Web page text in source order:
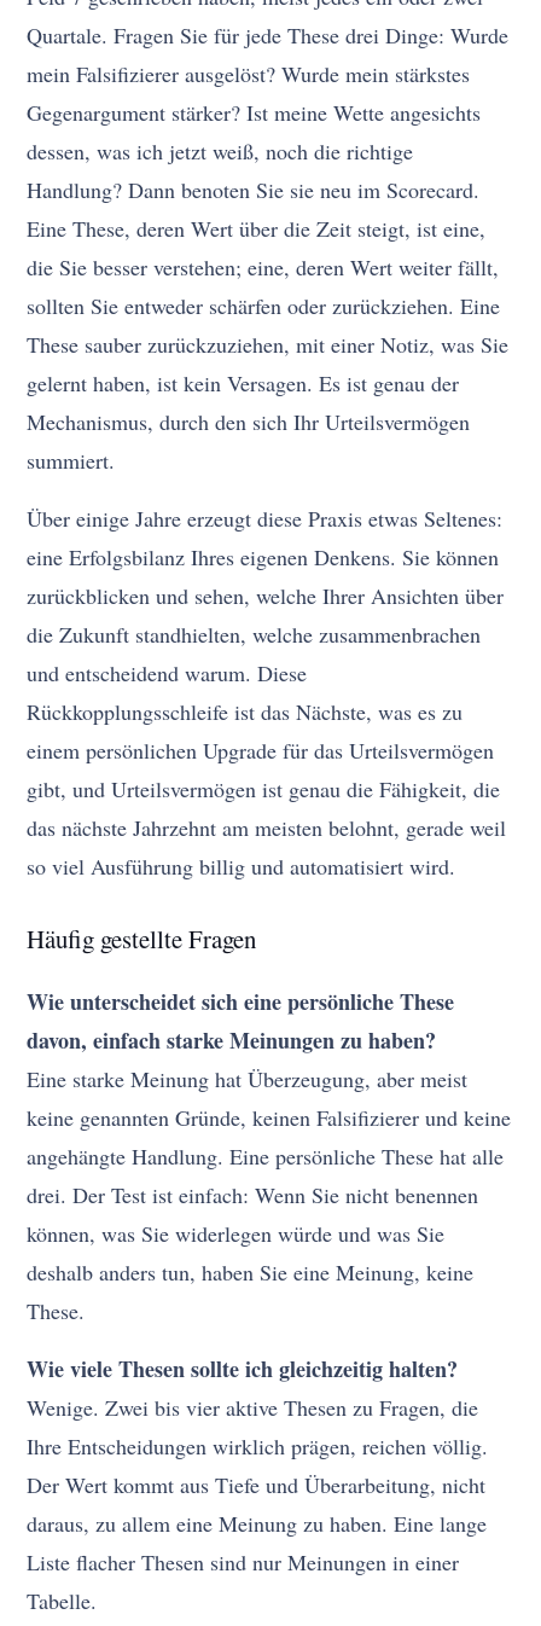
Quartale. Fragen Sie für jede These drei Dinge: Wurde
mein Falsifizierer ausgelöst? Wurde mein stärkstes
Gegenargument stärker? Ist meine Wette angesichts
dessen, was ich jetzt weiß, noch die richtige
Handlung? Dann benoten Sie sie neu im Scorecard.
Eine These, deren Wert über die Zeit steigt, ist eine,
die Sie besser verstehen; eine, deren Wert weiter fällt,
sollten Sie entweder schärfen oder zurückziehen. Eine
These sauber zurückzuziehen, mit einer Notiz, was Sie
gelernt haben, ist kein Versagen. Es ist genau der
Mechanismus, durch den sich Ihr Urteilsvermögen
summiert.
Über einige Jahre erzeugt diese Praxis etwas Seltenes:
eine Erfolgsbilanz Ihres eigenen Denkens. Sie können
zurückblicken und sehen, welche Ihrer Ansichten über
die Zukunft standhielten, welche zusammenbrachen
und entscheidend warum. Diese
Rückkopplungsschleife ist das Nächste, was es zu
einem persönlichen Upgrade für das Urteilsvermögen
gibt, und Urteilsvermögen ist genau die Fähigkeit, die
das nächste Jahrzehnt am meisten belohnt, gerade weil
so viel Ausführung billig und automatisiert wird.
Häufig gestellte Fragen
Wie unterscheidet sich eine persönliche These
davon, einfach starke Meinungen zu haben?
Eine starke Meinung hat Überzeugung, aber meist
keine genannten Gründe, keinen Falsifizierer und keine
angehängte Handlung. Eine persönliche These hat alle
drei. Der Test ist einfach: Wenn Sie nicht benennen
können, was Sie widerlegen würde und was Sie
deshalb anders tun, haben Sie eine Meinung, keine
These.
Wie viele Thesen sollte ich gleichzeitig halten?
Wenige. Zwei bis vier aktive Thesen zu Fragen, die
Ihre Entscheidungen wirklich prägen, reichen völlig.
Der Wert kommt aus Tiefe und Überarbeitung, nicht
daraus, zu allem eine Meinung zu haben. Eine lange
Liste flacher Thesen sind nur Meinungen in einer
Tabelle.